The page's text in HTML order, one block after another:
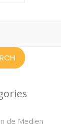
de Medien